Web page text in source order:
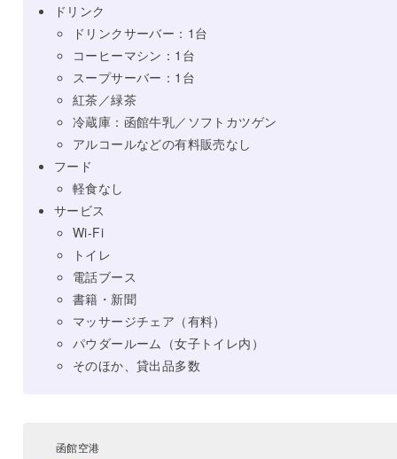
ドリンク
ドリンクサーバー：1台
コーヒーマシン：1台
スープサーバー：1台
紅茶／緑茶
冷蔵庫：函館牛乳／ソフトカツゲン
アルコールなどの有料販売なし
フード
軽食なし
サービス
Wi-Fi
トイレ
電話ブース
書籍・新聞
マッサージチェア（有料）
パウダールーム（女子トイレ内）
そのほか、貸出品多数
函館空港